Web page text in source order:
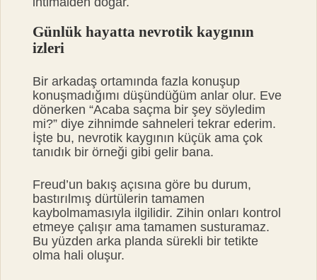
Günlük hayatta nevrotik kaygının
izleri
Bir arkadaş ortamında fazla konuşup
konuşmadığımı düşündüğüm anlar olur. Eve
dönerken “Acaba saçma bir şey söyledim
mi?” diye zihnimde sahneleri tekrar ederim.
İşte bu, nevrotik kaygının küçük ama çok
tanıdık bir örneği gibi gelir bana.
Freud’un bakış açısına göre bu durum,
bastırılmış dürtülerin tamamen
kaybolmamasıyla ilgilidir. Zihin onları kontrol
etmeye çalışır ama tamamen susturamaz.
Bu yüzden arka planda sürekli bir tetikte
olma hali oluşur.